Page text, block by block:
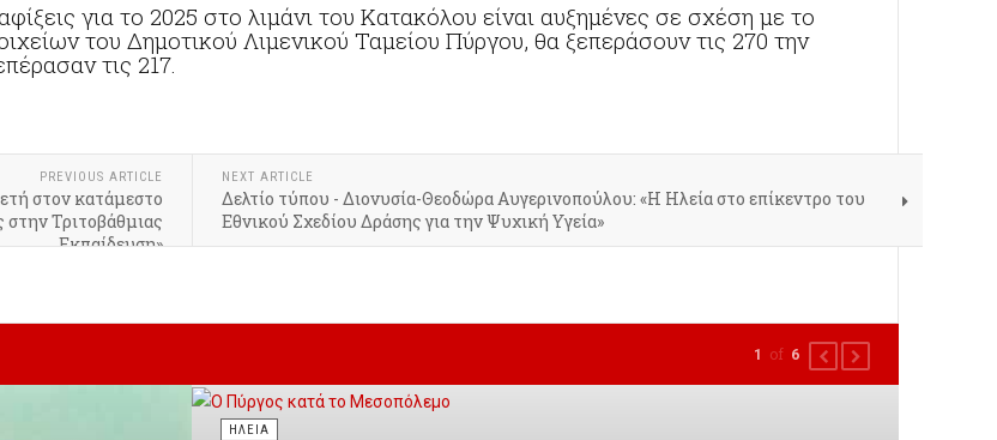
για το 2025 στο λιμάνι του Κατακόλου είναι αυξημένες σε σχέση με το
του Δημοτικού Λιμενικού Ταμείου Πύργου, θα ξεπεράσουν τις 270 την
τις 217.
PREVIOUS ARTICLE
στον κατάμεστο
Τριτοβάθμιας
Εκπαίδευση»
NEXT ARTICLE
Δελτίο τύπου - Διονυσία-Θεοδώρα Αυγερινοπούλου: «Η Ηλεία στο επίκεντρο του
Εθνικού Σχεδίου Δράσης για την Ψυχική Υγεία»
ΗΛΕΊΑ
1 of 6 PREVIOUS
NEXT